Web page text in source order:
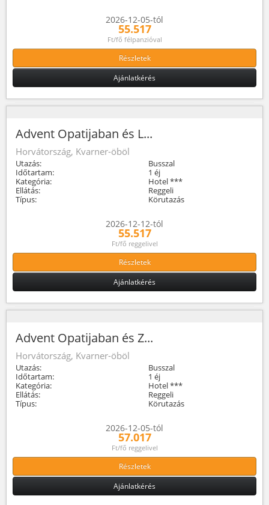
2026-12-05-tól
55.517
Ft/fő félpanzióval
Részletek
Ajánlatkérés
Advent Opatijaban és L...
Horvátország, Kvarner-öböl
Utazás:
Busszal
Időtartam:
1 éj
Kategória:
Hotel ***
Ellátás:
Reggeli
Típus:
Körutazás
2026-12-12-tól
55.517
Ft/fő reggelivel
Részletek
Ajánlatkérés
Advent Opatijaban és Z...
Horvátország, Kvarner-öböl
Utazás:
Busszal
Időtartam:
1 éj
Kategória:
Hotel ***
Ellátás:
Reggeli
Típus:
Körutazás
2026-12-05-tól
57.017
Ft/fő reggelivel
Részletek
Ajánlatkérés